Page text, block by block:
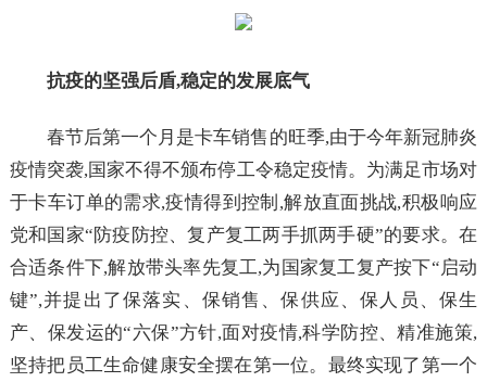
抗疫的坚强后盾,稳定的发展底气
春节后第一个月是卡车销售的旺季,由于今年新冠肺炎
疫情突袭,国家不得不颁布停工令稳定疫情。为满足市场对
于卡车订单的需求,疫情得到控制,解放直面挑战,积极响应
党和国家“防疫防控、复产复工两手抓两手硬”的要求。在
合适条件下,解放带头率先复工,为国家复工复产按下“启动
键”,并提出了保落实、保销售、保供应、保人员、保生
产、保发运的“六保”方针,面对疫情,科学防控、精准施策,
坚持把员工生命健康安全摆在第一位。最终实现了第一个